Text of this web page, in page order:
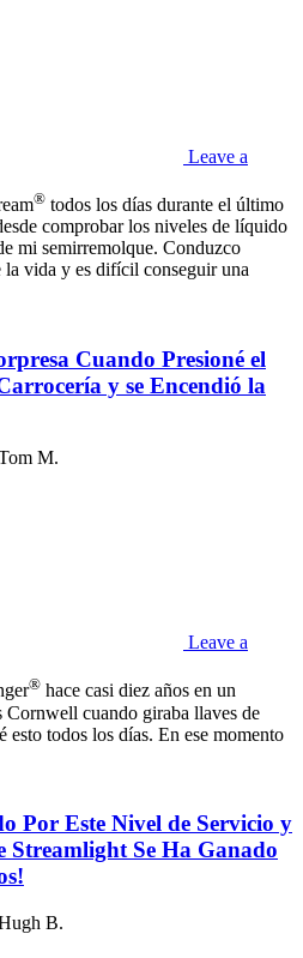
Leave a
® todos los días durante el último
comprobar los niveles de líquido
mi semirremolque. Conduzco
la vida y es difícil conseguir una
Cuando Presioné el
y se Encendió la
M.
Leave a
® hace casi diez años en un
Cornwell cuando giraba llaves de
esto todos los días. En ese momento
Por Este Nivel de Servicio y
Streamlight Se Ha Ganado
B.